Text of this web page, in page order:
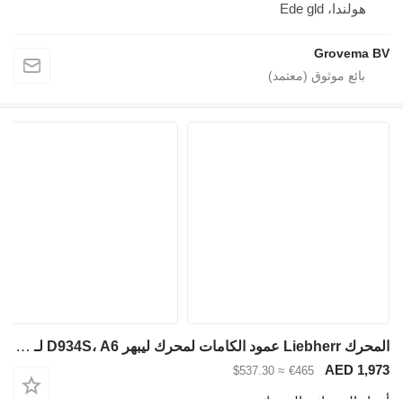
هولندا، Ede gld
Grovema BV
المحرك Liebherr عمود الكامات لمحرك ليبهر D934S، A6 لـ آلات البناء
AED 1,973
€465
≈ $537.30